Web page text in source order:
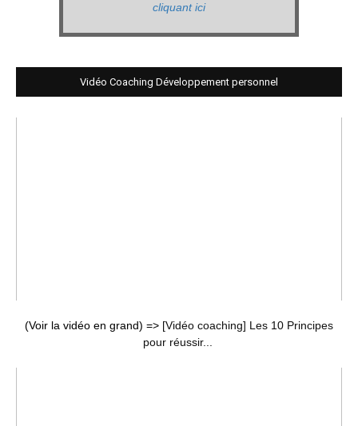
cliquant ici
Vidéo Coaching Développement personnel
(Voir la vidéo en grand) => [Vidéo coaching] Les 10 Principes
pour réussir...